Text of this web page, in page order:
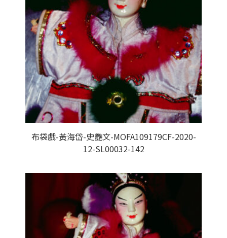
布袋戲-黃海岱-史艷文-MOFA109179CF-2020-
12-SL00032-142